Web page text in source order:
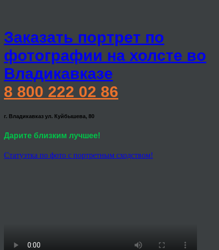
Заказать портрет по
фотографии на холсте во
Владикавказе
8 800 222 02 86
г. Владикавказ ул. Куйбышева, 80
Дарите близким лучшее!
Статуэтка по фото с портретным сходством!